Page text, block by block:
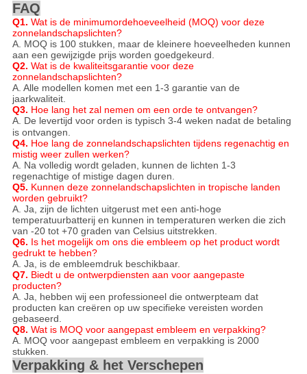
FAQ
Q1. Wat is de minimumordehoeveelheid (MOQ) voor deze
zonnelandschapslichten?
A. MOQ is 100 stukken, maar de kleinere hoeveelheden kunnen
aan een gewijzigde prijs worden goedgekeurd.
Q2. Wat is de kwaliteitsgarantie voor deze
zonnelandschapslichten?
A. Alle modellen komen met een 1-3 garantie van de
jaarkwaliteit.
Q3. Hoe lang het zal nemen om een orde te ontvangen?
A. De levertijd voor orden is typisch 3-4 weken nadat de betaling
is ontvangen.
Q4. Hoe lang de zonnelandschapslichten tijdens regenachtig en
mistig weer zullen werken?
A. Na volledig wordt geladen, kunnen de lichten 1-3
regenachtige of mistige dagen duren.
Q5. Kunnen deze zonnelandschapslichten in tropische landen
worden gebruikt?
A. Ja, zijn de lichten uitgerust met een anti-hoge
temperatuurbatterij en kunnen in temperaturen werken die zich
van -20 tot +70 graden van Celsius uitstrekken.
Q6. Is het mogelijk om ons die embleem op het product wordt
gedrukt te hebben?
A. Ja, is de embleemdruk beschikbaar.
Q7. Biedt u de ontwerpdiensten aan voor aangepaste
producten?
A. Ja, hebben wij een professioneel die ontwerpteam dat
producten kan creëren op uw specifieke vereisten worden
gebaseerd.
Q8. Wat is MOQ voor aangepast embleem en verpakking?
A. MOQ voor aangepast embleem en verpakking is 2000
stukken.
Verpakking & het Verschepen